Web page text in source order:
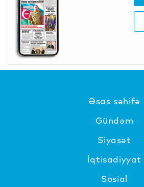
Əsas səhifə
Gündəm
Siyasət
İqtisadiyyat
Sosial